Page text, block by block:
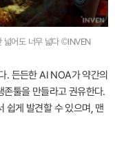
넓어도 너무 넓다 ©INVEN
. 든든한 AI NOA가 약간의
툴을 만들라고 권유한다.
쉽게 발견할 수 있으며, 맨